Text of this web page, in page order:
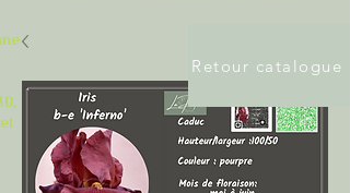
Retour catalogue